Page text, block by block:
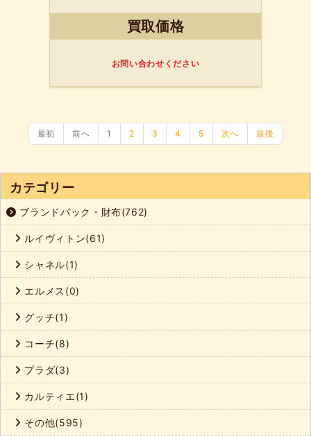
買取価格
お問い合わせください
最初 前へ 1 2 3 4 5 次へ 最後
カテゴリー
ブランドバック・財布(762)
ルイヴィトン(61)
シャネル(1)
エルメス(0)
グッチ(1)
コーチ(8)
プラダ(3)
カルティエ(1)
その他(595)